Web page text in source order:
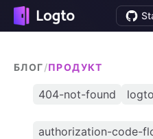
БЛОГ/ПРОДУКТ
404-not-found
authorization-code-